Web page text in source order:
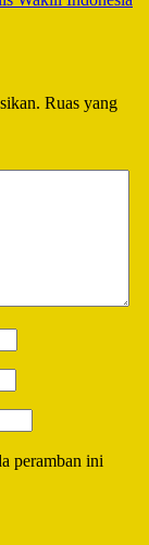
Ruas yang
peramban ini